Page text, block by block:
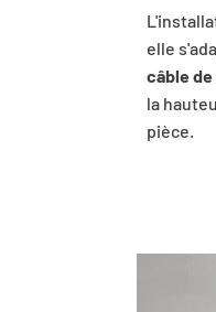
elle
câble
la
pièce.